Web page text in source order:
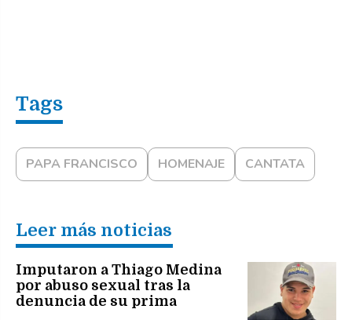
PAPA FRANCISCO HOMENAJE CANTATA
Leer más noticias
Imputaron a Thiago Medina
por abuso sexual tras la
denuncia de su prima